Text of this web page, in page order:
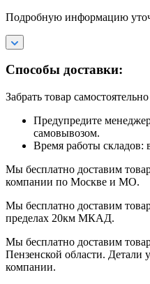
Подробную информацию
Способы доставки:
Забрать товар
Предупредите
самовывозом.
Время работы складов:
Мы бесплатно доставим
компании по Москве и МО.
Мы бесплатно доставим
пределах 20км МКАД.
Мы бесплатно доставим
Пензенской области. Детали
компании.